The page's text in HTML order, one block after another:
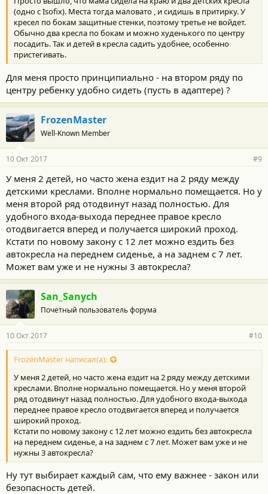
(одно с Isofix). Места тогда маловато , и сидишь в притирку. У
кресел по бокам защитные стенки, поэтому третье не войдет.
Обычно два кресла по бокам и можно худенького по центру
посадить. Так и детей в кресла садить удобнее, особенно
пристегивать.
Для меня просто принципиально - на втором ряду по
центру ребенку удобно сидеть (пусть в адаптере) ?
FrozenMaster
Well-Known Member
10 Окт 2017 #9
У меня 2 детей, но часто жена ездит на 2 ряду между
детскими креслами. Вполне нормально помещается. Но у
меня второй ряд отодвинут назад полностью. Для
удобного входа-выхода переднее правое кресло
отодвигается вперед и получается широкий проход.
Кстати по новому закону с 12 лет можно ездить без
автокресла на переднем сиденье, а на заднем с 7 лет.
Может вам уже и не нужны 3 автокресла?
San_Sanych
Почетный пользователь форума
10 Окт 2017 #10
FrozenMaster написал(а):
У меня 2 детей, но часто жена ездит на 2 ряду между детскими
креслами. Вполне нормально помещается. Но у меня второй
ряд отодвинут назад полностью. Для удобного входа-выхода
переднее правое кресло отодвигается вперед и получается
широкий проход.
Кстати по новому закону с 12 лет можно ездить без автокресла
на переднем сиденье, а на заднем с 7 лет. Может вам уже и не
нужны 3 автокресла?
Ну тут выбирает каждый сам, что ему важнее - закон или
безопасность детей.